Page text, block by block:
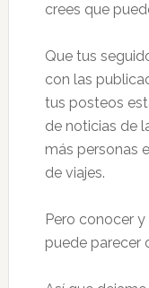
crees que
Que tus
con las
tus posteos
de noticias de
más personas
de viajes.
Pero conocer
puede parecer